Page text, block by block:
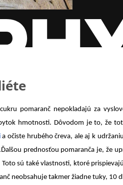
pomaranč nepokladajú za
hmotnosti. Dôvodom je to, že
a očiste hrubého čreva, ale aj k
prednosťou pomaranča je, že
Toto sú také vlastnosti, ktoré
neobsahuje takmer žiadne tuky, 10